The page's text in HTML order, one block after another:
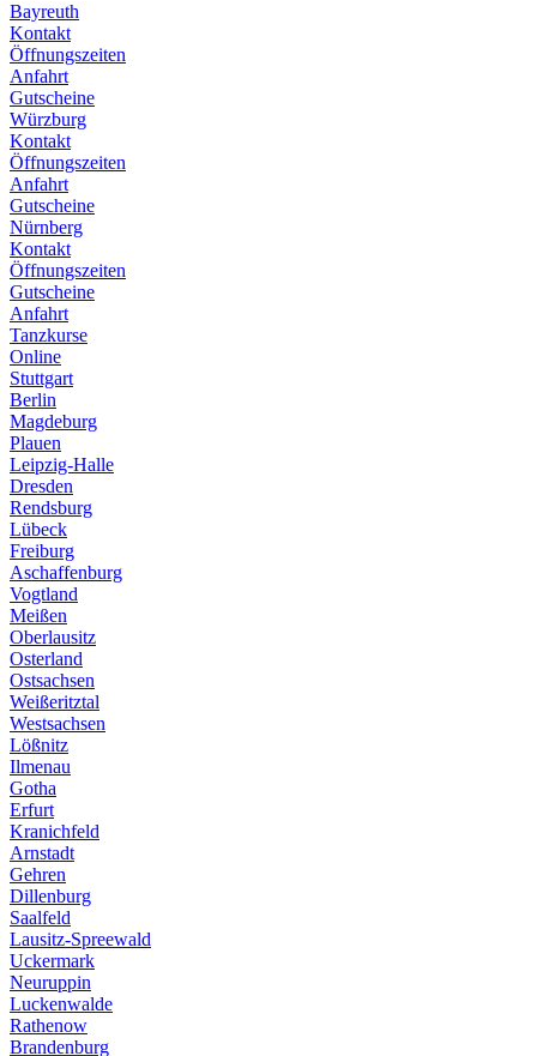
Bayreuth
Kontakt
Öffnungszeiten
Anfahrt
Gutscheine
Würzburg
Kontakt
Öffnungszeiten
Anfahrt
Gutscheine
Nürnberg
Kontakt
Öffnungszeiten
Gutscheine
Anfahrt
Tanzkurse
Online
Stuttgart
Berlin
Magdeburg
Plauen
Leipzig-Halle
Dresden
Rendsburg
Lübeck
Freiburg
Aschaffenburg
Vogtland
Meißen
Oberlausitz
Osterland
Ostsachsen
Weißeritztal
Westsachsen
Lößnitz
Ilmenau
Gotha
Erfurt
Kranichfeld
Arnstadt
Gehren
Dillenburg
Saalfeld
Lausitz-Spreewald
Uckermark
Neuruppin
Luckenwalde
Rathenow
Brandenburg